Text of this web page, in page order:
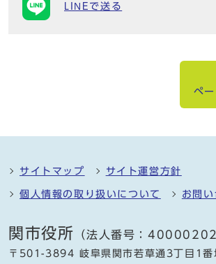
LINEで送る
ペ
サイトマップ サイト運営方針
個人情報の取り扱いについて お問い
関市役所 （法人番号：
〒501-3894 岐阜県関市若草通3丁目1番